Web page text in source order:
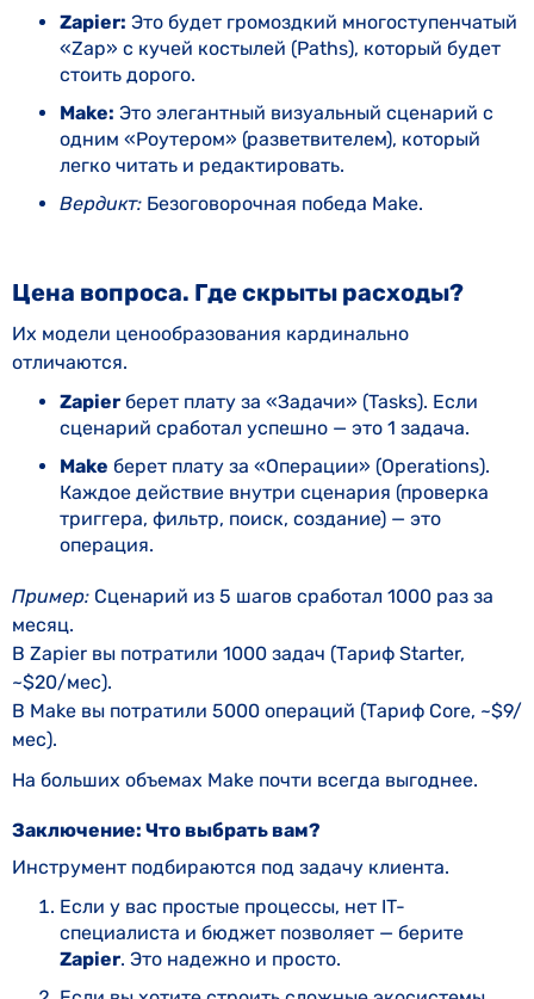
Zapier: Это будет громоздкий многоступенчатый
«Zap» с кучей костылей (Paths), который будет
стоить дорого.
Make: Это элегантный визуальный сценарий с
одним «Роутером» (разветвителем), который
легко читать и редактировать.
Вердикт: Безоговорочная победа Make.
Цена вопроса. Где скрыты расходы?
Их модели ценообразования кардинально
отличаются.
Zapier берет плату за «Задачи» (Tasks). Если
сценарий сработал успешно — это 1 задача.
Make берет плату за «Операции» (Operations).
Каждое действие внутри сценария (проверка
триггера, фильтр, поиск, создание) — это
операция.
Пример: Сценарий из 5 шагов сработал 1000 раз за
месяц.
В Zapier вы потратили 1000 задач (Тариф Starter,
~$20/мес).
В Make вы потратили 5000 операций (Тариф Core, ~$9/
мес).
На больших объемах Make почти всегда выгоднее.
Заключение: Что выбрать вам?
Инструмент подбираются под задачу клиента.
Если у вас простые процессы, нет IT-
специалиста и бюджет позволяет — берите
Zapier. Это надежно и просто.